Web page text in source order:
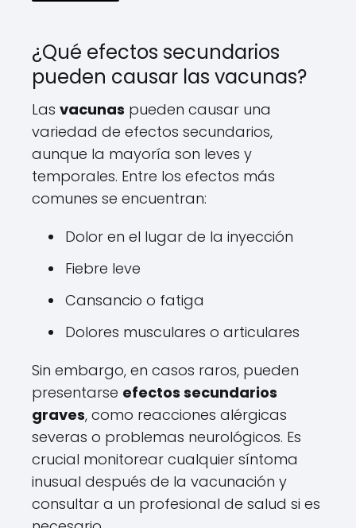
¿Qué efectos secundarios
pueden causar las vacunas?
Las vacunas pueden causar una
variedad de efectos secundarios,
aunque la mayoría son leves y
temporales. Entre los efectos más
comunes se encuentran:
Dolor en el lugar de la inyección
Fiebre leve
Cansancio o fatiga
Dolores musculares o articulares
Sin embargo, en casos raros, pueden
presentarse efectos secundarios
graves, como reacciones alérgicas
severas o problemas neurológicos. Es
crucial monitorear cualquier síntoma
inusual después de la vacunación y
consultar a un profesional de salud si es